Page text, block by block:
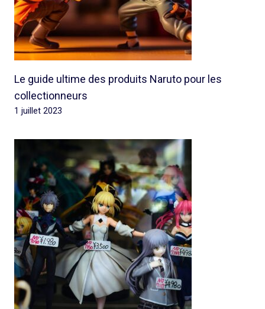
Le guide ultime des produits Naruto pour les
collectionneurs
1 juillet 2023